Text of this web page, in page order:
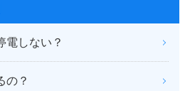
電しない？
の？